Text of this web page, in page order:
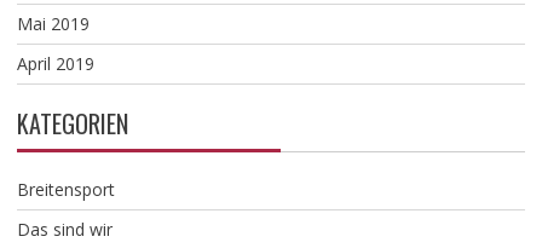
Mai 2019
April 2019
KATEGORIEN
Breitensport
Das sind wir